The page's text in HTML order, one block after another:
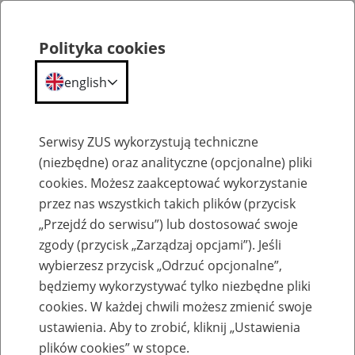
Szkolenia
Zaproś ZUS do siebie: Aktywni 50+
Polityka cookies
english
Serwisy ZUS wykorzystują techniczne
(niezbędne) oraz analityczne (opcjonalne) pliki
cookies. Możesz zaakceptować wykorzystanie
przez nas wszystkich takich plików (przycisk
„Przejdź do serwisu”) lub dostosować swoje
zgody (przycisk „Zarządzaj opcjami”). Jeśli
wybierzesz przycisk „Odrzuć opcjonalne”,
będziemy wykorzystywać tylko niezbędne pliki
cookies. W każdej chwili możesz zmienić swoje
ustawienia. Aby to zrobić, kliknij „Ustawienia
plików cookies” w stopce.